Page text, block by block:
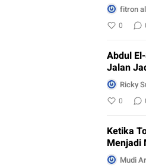
fitron
0
Abdul
Jalan
Ricky
0
Ketika
Menjadi
Mudi